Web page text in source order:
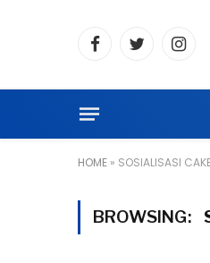
FacebookTwitter
HOME » SOSIALISASI
BROWSING: